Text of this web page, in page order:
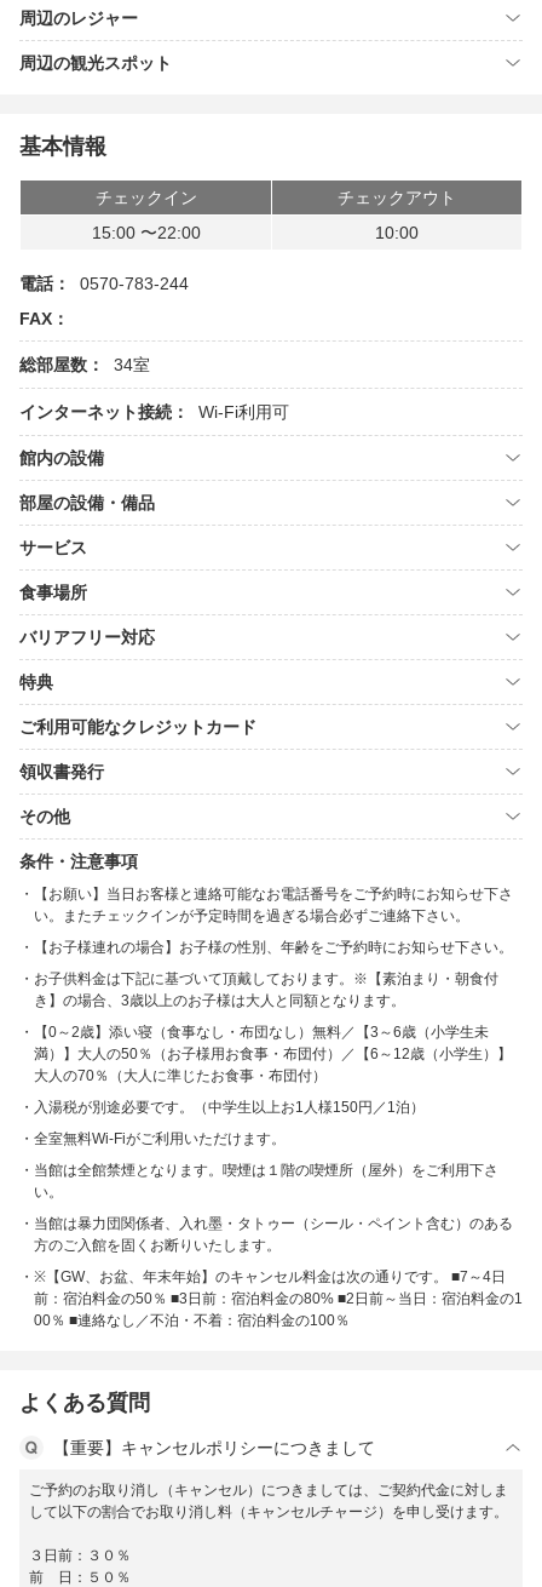
周辺のレジャー
周辺の観光スポット
基本情報
チェックイン
チェックアウト
15:00 〜22:00
10:00
電話：
0570-783-244
FAX：
総部屋数： 34室
インターネット接続： Wi-Fi利用可
館内の設備
部屋の設備・備品
サービス
食事場所
バリアフリー対応
特典
ご利用可能なクレジットカード
領収書発行
その他
条件・注意事項
【お願い】当日お客様と連絡可能なお電話番号をご予約時にお知らせ下さ
い。またチェックインが予定時間を過ぎる場合必ずご連絡下さい。
【お子様連れの場合】お子様の性別、年齢をご予約時にお知らせ下さい。
お子供料金は下記に基づいて頂戴しております。※【素泊まり・朝食付
き】の場合、3歳以上のお子様は大人と同額となります。
【0～2歳】添い寝（食事なし・布団なし）無料／【3～6歳（小学生未
満）】大人の50％（お子様用お食事・布団付）／【6～12歳（小学生）】
大人の70％（大人に準じたお食事・布団付）
入湯税が別途必要です。（中学生以上お1人様150円／1泊）
全室無料Wi-Fiがご利用いただけます。
当館は全館禁煙となります。喫煙は１階の喫煙所（屋外）をご利用下さ
い。
当館は暴力団関係者、入れ墨・タトゥー（シール・ペイント含む）のある
方のご入館を固くお断りいたします。
※【GW、お盆、年末年始】のキャンセル料金は次の通りです。 ■7～4日
前：宿泊料金の50％ ■3日前：宿泊料金の80% ■2日前～当日：宿泊料金の1
00％ ■連絡なし／不泊・不着：宿泊料金の100％
よくある質問
【重要】キャンセルポリシーにつきまして
ご予約のお取り消し（キャンセル）につきましては、ご契約代金に対しま
して以下の割合でお取り消し料（キャンセルチャージ）を申し受けます。
３日前：３０％
前 日：５０％